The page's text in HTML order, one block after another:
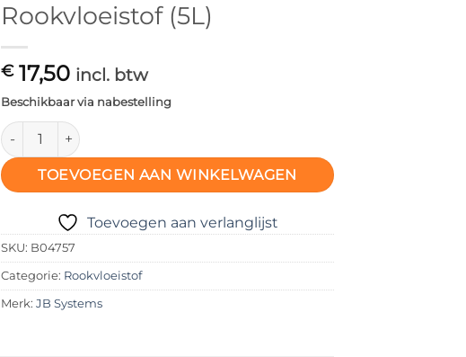
Rookvloeistof (5L)
€17,50 incl. btw
Beschikbaar via nabestelling
JB Systems FOG LIQUID STD – Standaard Rookvloeistof (5L) aantal
TOEVOEGEN AAN WINKELWAGEN
Toevoegen aan verlanglijst
SKU: B04757
Categorie: Rookvloeistof
Merk:JB Systems